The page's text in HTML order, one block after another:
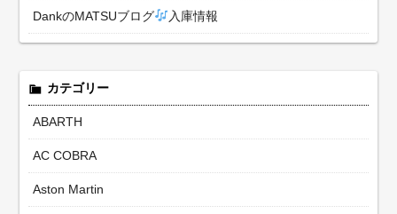
DankのMATSUブログ 入庫情報
カテゴリー
ABARTH
AC COBRA
Aston Martin